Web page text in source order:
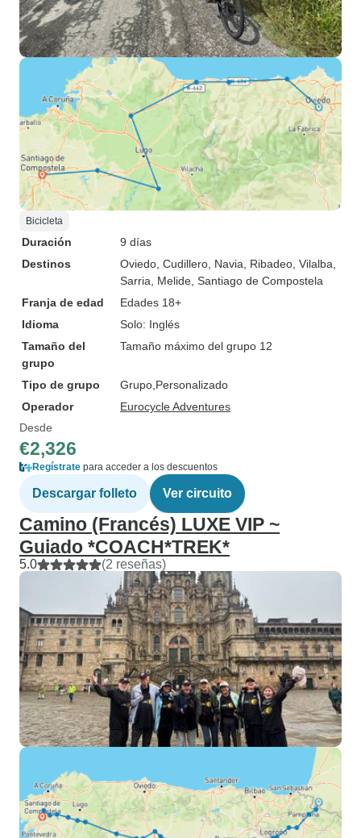
Bicicleta
Duración
9 días
Destinos
Oviedo , Cudillero , Navia , Ribadeo , Vilalba
Sarria , Melide , Santiago de Compostela
Franja de edad
Edades 18+
Idioma
Solo: Inglés
Tamaño del
grupo
Tamaño máximo del grupo 12
Tipo de grupo Grupo Personalizado
Operador
Eurocycle Adventures
Desde
€2,326
Regístrate para acceder a los descuentos
Descargar folleto Ver circuito
Camino (Francés) LUXE VIP ~
Guiado *COACH*TREK*
5.0 (2 reseñas)